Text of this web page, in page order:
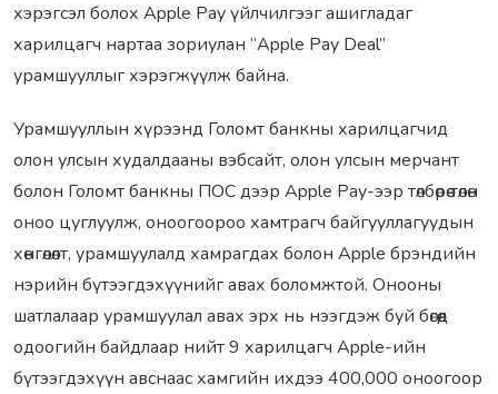
хэрэгсэл болох Apple Pay үйлчилгээг ашигладаг
харилцагч нартаа зориулан “Apple Pay Deal”
урамшууллыг хэрэгжүүлж байна.
Урамшууллын хүрээнд Голомт банкны харилцагчид
олон улсын худалдааны вэбсайт, олон улсын мерчант
болон Голомт банкны ПОС дээр Apple Pay-ээр төлбөрөө төлөн
оноо цуглуулж, оноогоороо хамтрагч байгууллагуудын
хөнгөлөлт, урамшуулалд хамрагдах болон Apple брэндийн
нэрийн бүтээгдэхүүнийг авах боломжтой. Онооны
шатлалаар урамшуулал авах эрх нь нээгдэж буй бөгөөд
одоогийн байдлаар нийт 9 харилцагч Apple-ийн
бүтээгдэхүүн авснаас хамгийн ихдээ 400,000 оноогоор